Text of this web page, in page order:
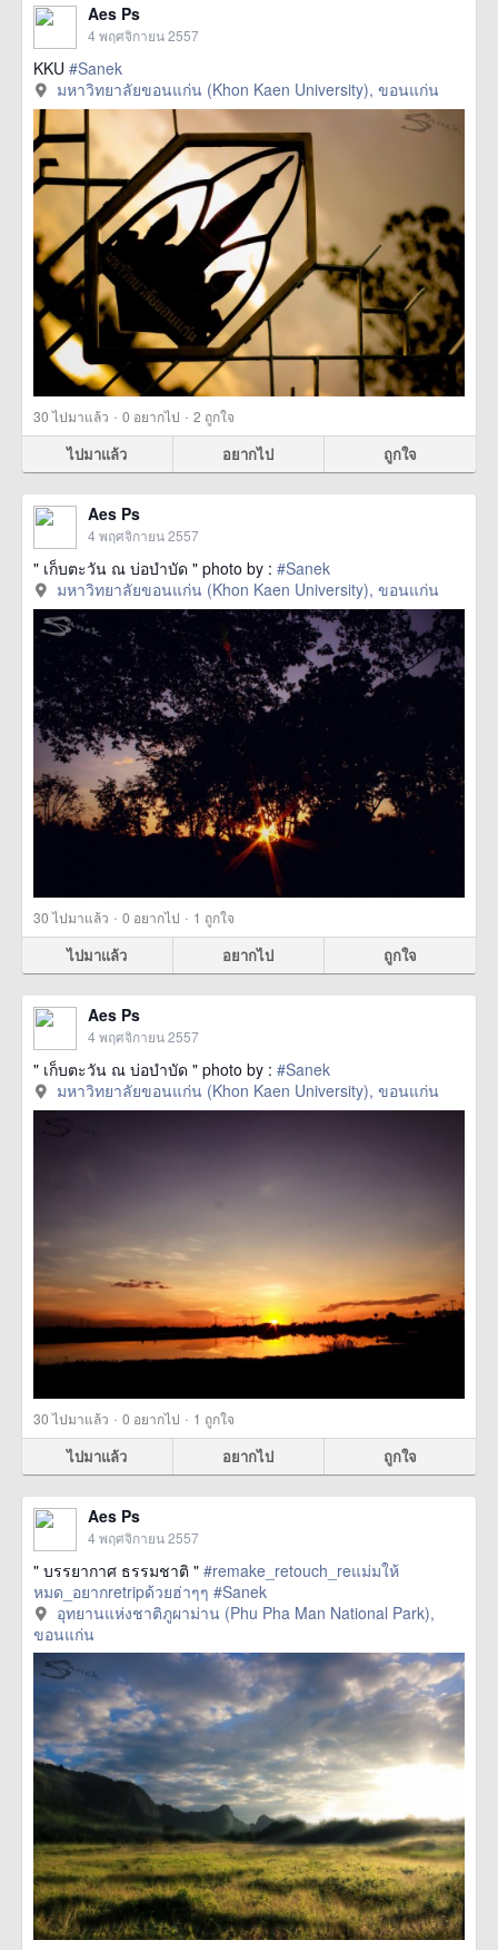
Aes Ps
4 พฤศจิกายน 2557
KKU #Sanek
มหาวิทยาลัยขอนแก่น (Khon Kaen University), ขอนแก่น
30ไปมาแล้ว · 0 อยากไป · 2 ถูกใจ
ไปมาแล้ว อยากไป ถูกใจ
Aes Ps
4 พฤศจิกายน 2557
" เก็บตะวัน ณ บ่อบำบัด " photo by : #Sanek
มหาวิทยาลัยขอนแก่น (Khon Kaen University), ขอนแก่น
30ไปมาแล้ว · 0 อยากไป · 1 ถูกใจ
ไปมาแล้ว อยากไป ถูกใจ
Aes Ps
4 พฤศจิกายน 2557
" เก็บตะวัน ณ บ่อบำบัด " photo by : #Sanek
มหาวิทยาลัยขอนแก่น (Khon Kaen University), ขอนแก่น
30ไปมาแล้ว · 0 อยากไป · 1 ถูกใจ
ไปมาแล้ว อยากไป ถูกใจ
Aes Ps
4 พฤศจิกายน 2557
" บรรยากาศ ธรรมชาติ " #remake_retouch_reแม่มให้
หมด_อยากretripด้วยฮ่าๆๆ #Sanek
อุทยานแห่งชาติภูผาม่าน (Phu Pha Man National Park),
ขอนแก่น